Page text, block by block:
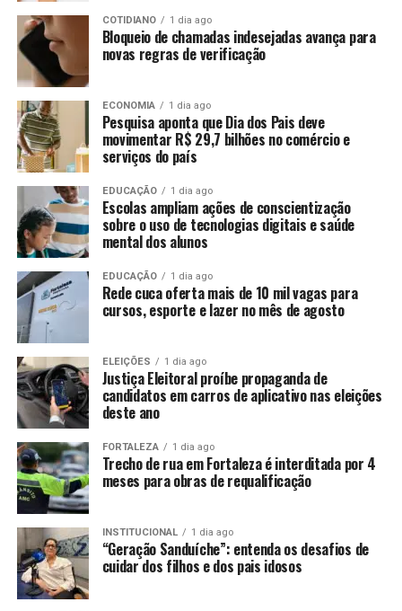
COTIDIANO 1 dia ago
Bloqueio de chamadas indesejadas avança para
novas regras de verificação
ECONOMIA 1 dia ago
Pesquisa aponta que Dia dos Pais deve
movimentar R$ 29,7 bilhões no comércio e
serviços do país
EDUCAÇÃO 1 dia ago
Escolas ampliam ações de conscientização
sobre o uso de tecnologias digitais e saúde
mental dos alunos
EDUCAÇÃO 1 dia ago
Rede cuca oferta mais de 10 mil vagas para
cursos, esporte e lazer no mês de agosto
ELEIÇÕES 1 dia ago
Justiça Eleitoral proíbe propaganda de
candidatos em carros de aplicativo nas eleições
deste ano
FORTALEZA 1 dia ago
Trecho de rua em Fortaleza é interditada por 4
meses para obras de requalificação
INSTITUCIONAL 1 dia ago
“Geração Sanduíche”: entenda os desafios de
cuidar dos filhos e dos pais idosos